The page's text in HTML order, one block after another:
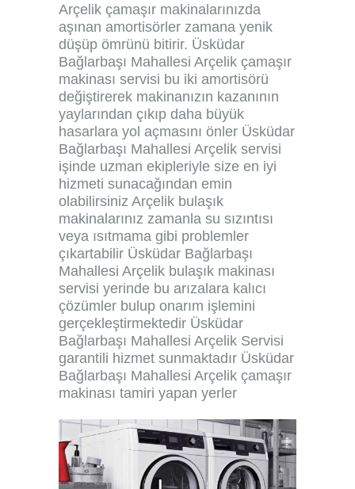
Arçelik çamaşır makinalarınızda
aşınan amortisörler zamana yenik
düşüp ömrünü bitirir. Üsküdar
Bağlarbaşı Mahallesi Arçelik çamaşır
makinası servisi bu iki amortisörü
değiştirerek makinanızın kazanının
yaylarından çıkıp daha büyük
hasarlara yol açmasını önler Üsküdar
Bağlarbaşı Mahallesi Arçelik servisi
işinde uzman ekipleriyle size en iyi
hizmeti sunacağından emin
olabilirsiniz Arçelik bulaşık
makinalarınız zamanla su sızıntısı
veya ısıtmama gibi problemler
çıkartabilir Üsküdar Bağlarbaşı
Mahallesi Arçelik bulaşık makinası
servisi yerinde bu arızalara kalıcı
çözümler bulup onarım işlemini
gerçekleştirmektedir Üsküdar
Bağlarbaşı Mahallesi Arçelik Servisi
garantili hizmet sunmaktadır Üsküdar
Bağlarbaşı Mahallesi Arçelik çamaşır
makinası tamiri yapan yerler